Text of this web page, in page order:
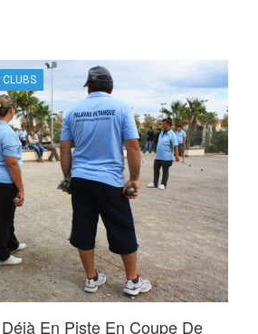
CLUBS
En Piste En Coupe De